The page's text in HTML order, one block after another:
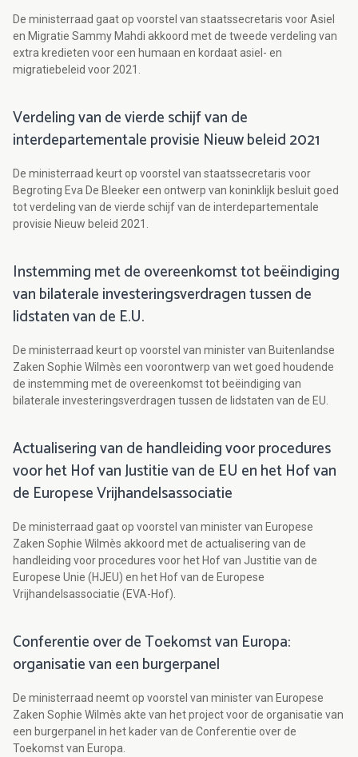
De ministerraad gaat op voorstel van staatssecretaris voor Asiel
en Migratie Sammy Mahdi akkoord met de tweede verdeling van
extra kredieten voor een humaan en kordaat asiel- en
migratiebeleid voor 2021.
Verdeling van de vierde schijf van de
interdepartementale provisie Nieuw beleid 2021
De ministerraad keurt op voorstel van staatssecretaris voor
Begroting Eva De Bleeker een ontwerp van koninklijk besluit goed
tot verdeling van de vierde schijf van de interdepartementale
provisie Nieuw beleid 2021.
Instemming met de overeenkomst tot beëindiging
van bilaterale investeringsverdragen tussen de
lidstaten van de E.U.
De ministerraad keurt op voorstel van minister van Buitenlandse
Zaken Sophie Wilmès een voorontwerp van wet goed houdende
de instemming met de overeenkomst tot beëindiging van
bilaterale investeringsverdragen tussen de lidstaten van de EU.
Actualisering van de handleiding voor procedures
voor het Hof van Justitie van de EU en het Hof van
de Europese Vrijhandelsassociatie
De ministerraad gaat op voorstel van minister van Europese
Zaken Sophie Wilmès akkoord met de actualisering van de
handleiding voor procedures voor het Hof van Justitie van de
Europese Unie (HJEU) en het Hof van de Europese
Vrijhandelsassociatie (EVA-Hof).
Conferentie over de Toekomst van Europa:
organisatie van een burgerpanel
De ministerraad neemt op voorstel van minister van Europese
Zaken Sophie Wilmès akte van het project voor de organisatie van
een burgerpanel in het kader van de Conferentie over de
Toekomst van Europa.